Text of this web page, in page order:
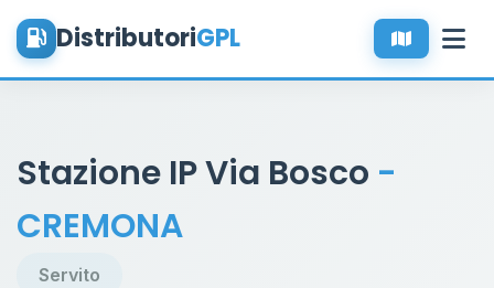
DistributoriGPL
Stazione IP Via Bosco -
CREMONA
Servito